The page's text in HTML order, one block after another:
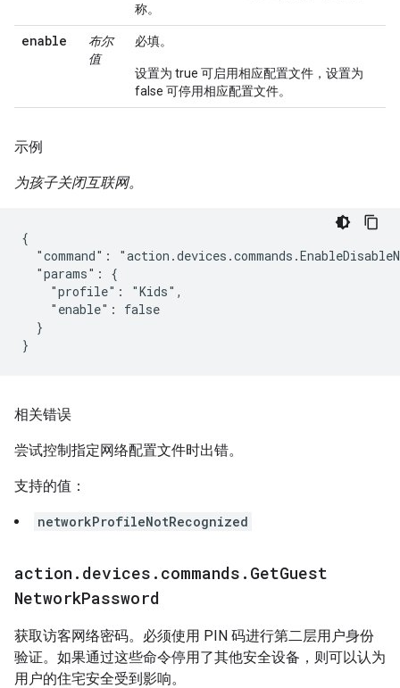
称。
enable
布尔
值
必填。
设置为 true 可启用相应配置文件，设置为
false 可停用相应配置文件。
示例
为孩子关闭互联网。
{
"command":
  "params": {
    "profile": "Kids",
    "enable": false
  }
}
相关错误
尝试控制指定网络配置文件时出错。
支持的值：
networkProfileNotRecognized
action . devices . commands . GetGuest
NetworkPassword
获取访客网络密码。必须使用 PIN 码进行第二层用户身份
验证。如果通过这些命令停用了其他安全设备，则可以认为
用户的住宅安全受到影响。